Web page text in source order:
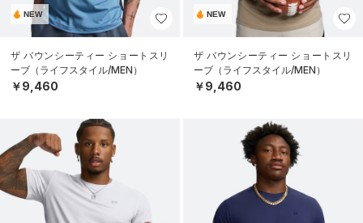
NEW
ザ バウンシーティー ショートスリ
ーブ（ライフスタイル/MEN）
￥9,460
NEW
ザ バウンシーティー ショートスリ
ーブ（ライフスタイル/MEN）
￥9,460